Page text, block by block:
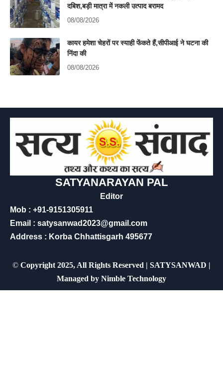
दबिश,बड़ी मात्रा में नकली उत्पाद बरामद
08/08/2026
कायर हमेशा चेहरों पर स्याही फेंकते हैं,सीपीआई ने घटना की
निंदा की
08/08/2026
SATYANARAYAN PAL
Editor
Mob : +91-9151305911
Email : satysanwad2023@gmail.com
Address : Korba Chhattisgarh 495677
© Copyright 2025, All Rights Reserved | SATYSANWAD |
Managed by Nimble Technology